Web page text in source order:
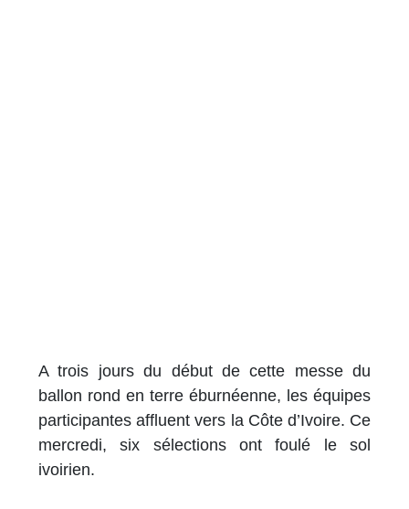
A trois jours du début de cette messe du
ballon rond en terre éburnéenne, les équipes
participantes affluent vers la Côte d’Ivoire. Ce
mercredi, six sélections ont foulé le sol
ivoirien.